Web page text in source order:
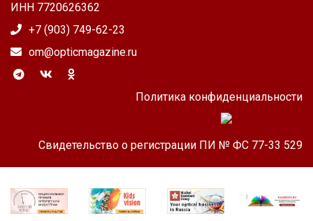
ИНН 7720626362
+7 (903) 749-62-23
om@opticmagazine.ru
Политика конфиденциальности
Свидетельство о регистрации ПИ № ФС 77-33 529